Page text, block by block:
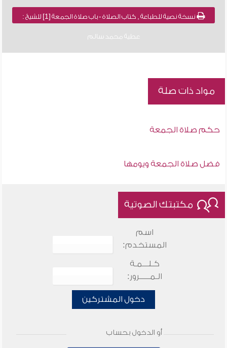
نسخة نصية للطباعة , كتاب الصلاة - باب صلاة الجمعة [1] للشيخ :
عطية محمد سالم
مواد ذات صلة
حكم صلاة الجمعة
فضل صلاة الجمعة ويومها
مكتبتك الصوتية
اسم
المستخدم:
كـلـــمـة
الـمـــــرور:
دخول المشتركين
أو الدخول بحساب